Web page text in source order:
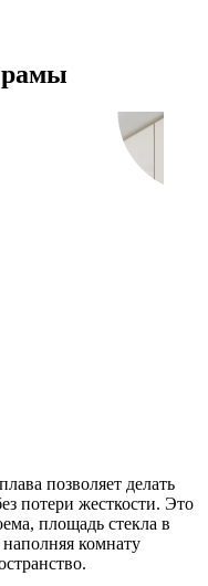
рамы
позволяет делать
потери жесткости. Это
площадь стекла в
комнату